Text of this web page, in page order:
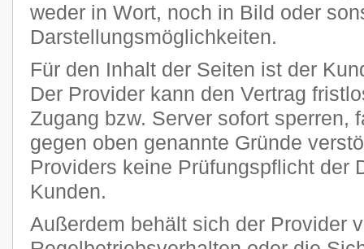
weder in Wort, noch in Bild oder
Darstellungsmöglichkeiten.
Für den Inhalt der Seiten ist der
Der Provider kann den Vertrag
Zugang bzw. Server sofort sperren,
gegen oben genannte Gründe
Providers keine Prüfungspflicht der
Kunden.
Außerdem behält sich der Provider